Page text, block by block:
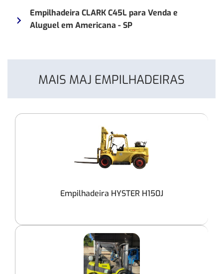
Empilhadeira CLARK C45L para Venda e
Aluguel em Americana - SP
MAIS MAJ EMPILHADEIRAS
Empilhadeira HYSTER H150J